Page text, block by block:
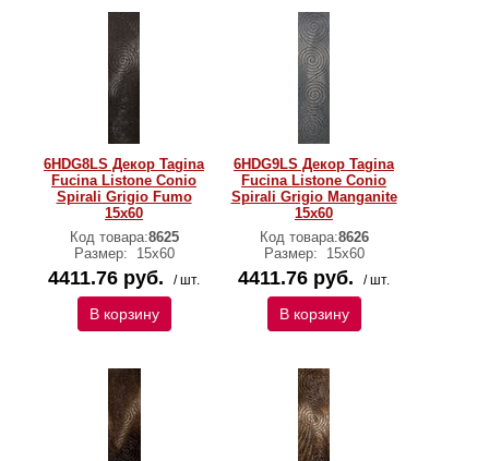
6HDG8LS Декор Tagina
Fucina Listone Conio
Spirali Grigio Fumo
15x60
Код товара:8625
Размер:
15x60
4411.76 руб. / шт.
В корзину
6HDG9LS Декор Tagina
Fucina Listone Conio
Spirali Grigio Manganite
15x60
Код товара:8626
Размер:
15x60
4411.76 руб. / шт.
В корзину